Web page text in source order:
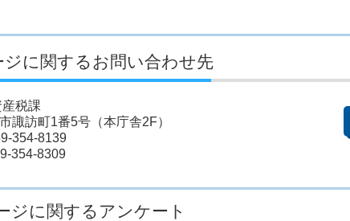
ジに関するお問い合わせ先
税課
諏訪町1番5号（本庁舎2F）
354-8139
354-8309
ジに関するアンケート